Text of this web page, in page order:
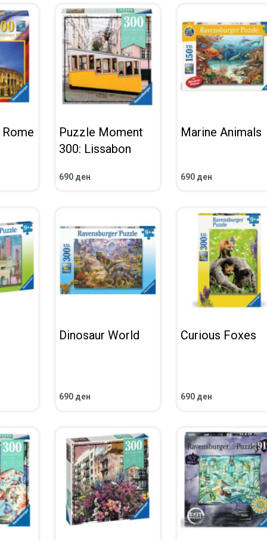
Puzzle Moment
300: Lissabon
690 ден
ВО КОШНИЧКА
Marine Animals
690 ден
ВО КОШНИЧКА
Dinosaur World
690 ден
ВО КОШНИЧКА
Curious Foxes
690 ден
ВО КОШНИЧКА